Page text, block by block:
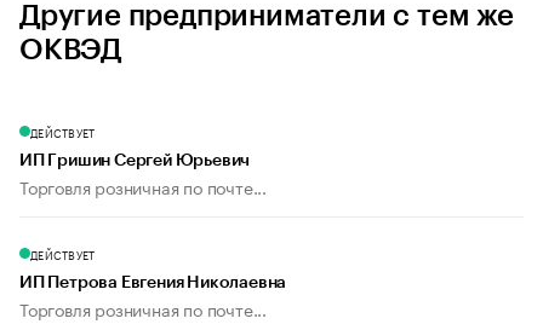
Другие предприниматели с тем же
ОКВЭД
ДЕЙСТВУЕТ
ИП Гришин Сергей Юрьевич
Торговля розничная по почте...
ДЕЙСТВУЕТ
ИП Петрова Евгения Николаевна
Торговля розничная по почте...